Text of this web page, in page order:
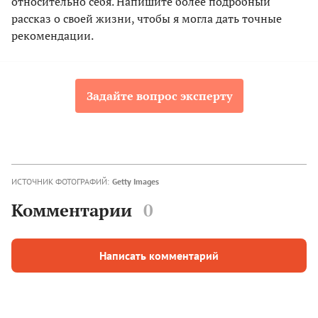
рассказ о своей жизни, чтобы я могла дать точные
рекомендации.
Задайте вопрос эксперту
ИСТОЧНИК ФОТОГРАФИЙ: Getty Images
Комментарии 0
Написать комментарий